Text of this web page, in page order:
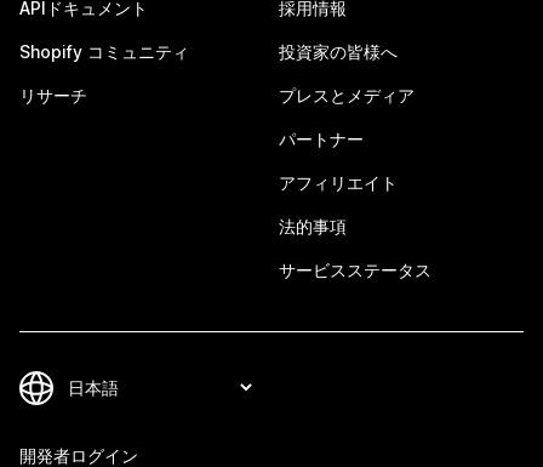
APIドキュメント
Shopify コミュニティ
リサーチ
採用情報
投資家の皆様へ
プレスとメディア
パートナー
アフィリエイト
法的事項
サービスステータス
開発者ログイン